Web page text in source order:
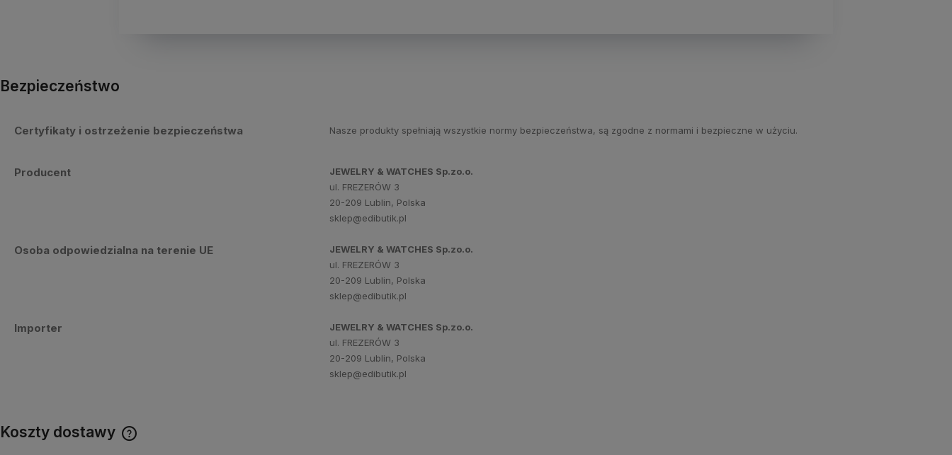
Bezpieczeństwo
Certyfikaty i ostrzeżenie bezpieczeństwa Nasze produkty spełniają wszystkie normy bezpieczeństwa, są zgodne z normami i bezpieczne w użyciu.
Producent
JEWELRY & WATCHES Sp.zo.o.
ul. FREZERÓW 3
20-209 Lublin, Polska
sklep@edibutik.pl
Osoba odpowiedzialna na terenie UE
JEWELRY & WATCHES Sp.zo.o.
ul. FREZERÓW 3
20-209 Lublin, Polska
sklep@edibutik.pl
Importer
JEWELRY & WATCHES Sp.zo.o.
ul. FREZERÓW 3
20-209 Lublin, Polska
sklep@edibutik.pl
Koszty dostawy